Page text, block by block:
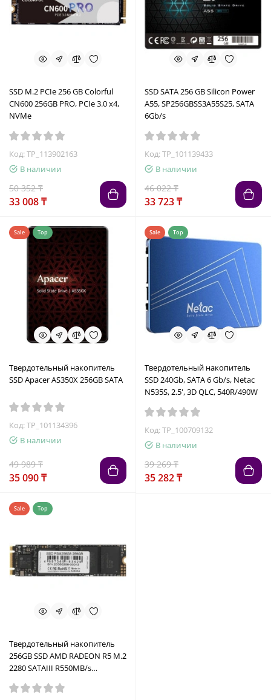
SSD M.2 PCIe 256 GB Colorful
CN600 256GB PRO, PCIe 3.0 x4,
NVMe
Код: TP_113902163
В наличии
50 352 ₸
33 008 ₸
SSD SATA 256 GB Silicon Power
A55, SP256GBSS3A55S25, SATA
6Gb/s
Код: TP_101139433
В наличии
46 022 ₸
33 723 ₸
Sale Top
Твердотельный накопитель
SSD Apacer AS350X 256GB SATA
Код: TP_101134396
В наличии
49 989 ₸
35 090 ₸
Sale Top
Твердотельный накопитель
SSD 240Gb, SATA 6 Gb/s, Netac
N535S, 2.5', 3D QLC, 540R/490W
Код: TP_100709132
В наличии
39 269 ₸
35 282 ₸
Sale Top
Твердотельный накопитель
256GB SSD AMD RADEON R5 M.2
2280 SATAIII R550MB/s